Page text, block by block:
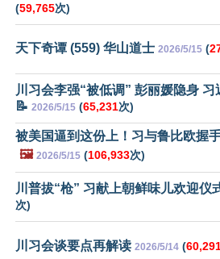
(59,765次)
天下奇谭 (559) 华山道士 2026/5/15 (
川习会李强“被低调” 彭丽媛隐身
📝 2026/5/15 (65,231次)
被美国逼到这份上！习与鲁比欧握
🖼️ 2026/5/15 (106,933次)
川普拔“枪” 习献上朝鲜味儿欢迎仪
次)
川习会谈要点再解读 2026/5/14 (